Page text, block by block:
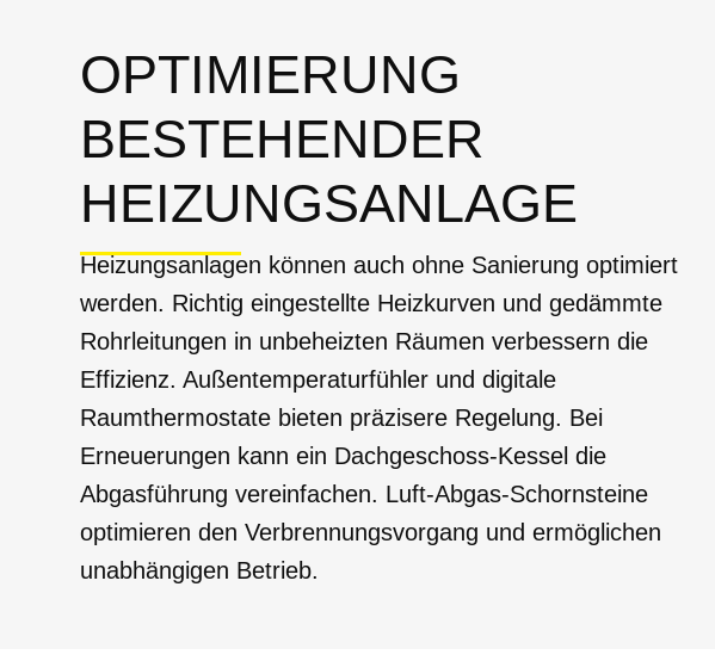
OPTIMIERUNG
BESTEHENDER
HEIZUNGSANLAGE
Heizungsanlagen können auch ohne Sanierung optimiert
werden. Richtig eingestellte Heizkurven und gedämmte
Rohrleitungen in unbeheizten Räumen verbessern die
Effizienz. Außentemperaturfühler und digitale
Raumthermostate bieten präzisere Regelung. Bei
Erneuerungen kann ein Dachgeschoss-Kessel die
Abgasführung vereinfachen. Luft-Abgas-Schornsteine
optimieren den Verbrennungsvorgang und ermöglichen
unabhängigen Betrieb.